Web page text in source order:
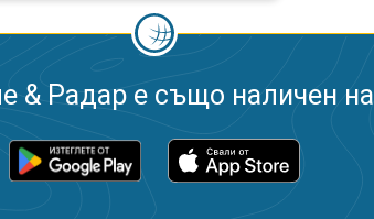
& Радар е също наличен на